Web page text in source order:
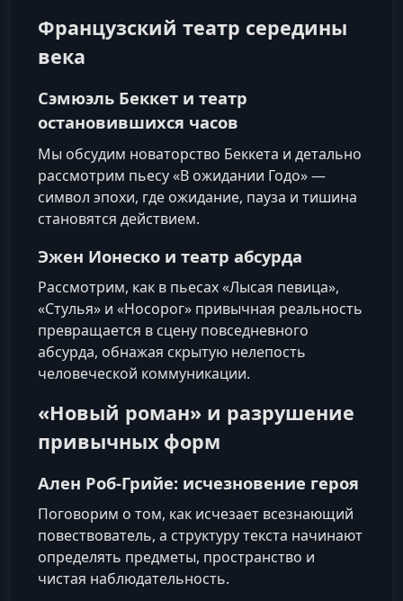
Французский театр середины
века
Сэмюэль Беккет и театр
остановившихся часов
Мы обсудим новаторство Беккета и детально
рассмотрим пьесу «В ожидании Годо» —
символ эпохи, где ожидание, пауза и тишина
становятся действием.
Эжен Ионеско и театр абсурда
Рассмотрим, как в пьесах «Лысая певица»,
«Стулья» и «Носорог» привычная реальность
превращается в сцену повседневного
абсурда, обнажая скрытую нелепость
человеческой коммуникации.
«Новый роман» и разрушение
привычных форм
Ален Роб-Грийе: исчезновение героя
Поговорим о том, как исчезает всезнающий
повествователь, а структуру текста начинают
определять предметы, пространство и
чистая наблюдательность.